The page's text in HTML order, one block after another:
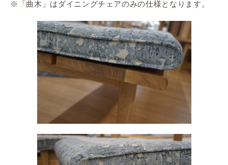
※「曲木」はダイニングチェアのみの仕様となります。